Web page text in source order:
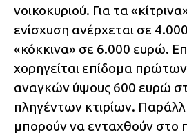
νοικοκυριού. Για τα
ενίσχυση ανέρχεται σε
«κόκκινα» σε 6.000 ευρώ.
χορηγείται επίδομα
αναγκών ύψους 600 ευρώ
πληγέντων κτιρίων.
μπορούν να ενταχθούν στο